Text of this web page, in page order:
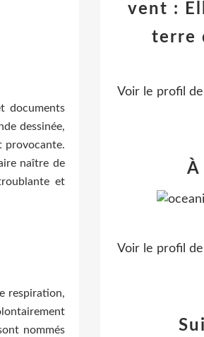
documents
dessinée,
provocante.
naître de
et
respiration,
nommés
vent :
terre
Voir le profil de
À
Voir le profil de